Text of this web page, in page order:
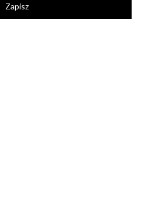
Zapisz